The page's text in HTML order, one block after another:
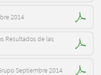
2014
Resultados de las
Septiembre 2014